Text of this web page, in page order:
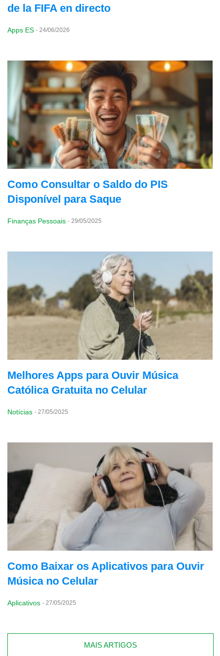
de la FIFA en directo
Apps ES - 24/06/2026
Como Consultar o Saldo do PIS
Disponível para Saque
Finanças Pessoais - 29/05/2025
Melhores Apps para Ouvir Música
Católica Gratuita no Celular
Notícias - 27/05/2025
Como Baixar os Aplicativos para Ouvir
Música no Celular
Aplicativos - 27/05/2025
MAIS ARTIGOS